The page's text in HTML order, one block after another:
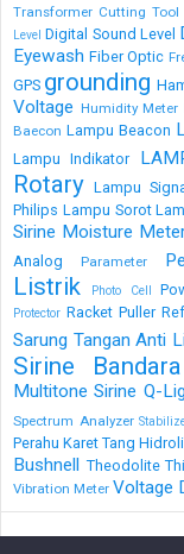
Transformer Cutting Tool
Level Digital Sound Level
Eyewash Fiber Optic
GPS grounding
Voltage Humidity Meter
Baecon Lampu Beacon
Lampu Indikator
Rotary Lampu
Philips Lampu Sorot
Sirine Moisture
Analog
Parameter
Listrik
Photo Cell
Protector Racket Puller
Sarung Tangan Anti
Sirine Bandara
Multitone Sirine Q-
Spectrum Analyzer
Perahu Karet Tang
Bushnell Theodolite
Vibration Meter Voltage